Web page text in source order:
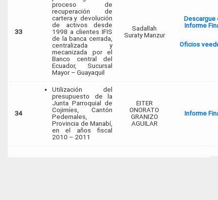
33
proceso de
recuperación de
cartera y devolución
de activos desde
1998 a clientes IFIS
de la banca cerrada,
centralizada y
mecanizada por el
Banco central del
Ecuador, Sucursal
Mayor – Guayaquil
Sadallah
Suraty Manzur
Descargue
Informe
Oficios
34
Utilización del
presupuesto de la
Junta Parroquial de
Cojimíes, Cantón
Pedernales,
Provincia de Manabí,
en el años fiscal
2010 – 2011
EITER
ONORATO
GRANIZO
AGUILAR
Informe